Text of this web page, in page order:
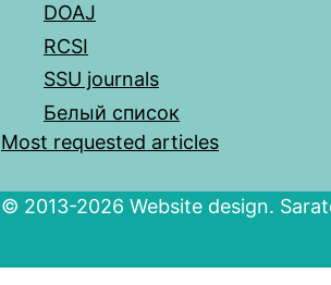
DOAJ
RCSI
SSU journals
Белый список
Most requested articles
© 2013-2026 Website design.